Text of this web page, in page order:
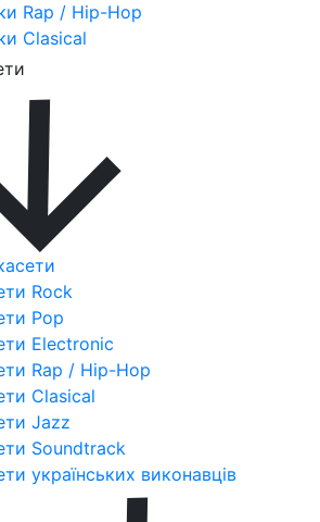
Rap / Hip-Hop
Clasical
Rock
Pop
Electronic
Rap / Hip-Hop
Clasical
Jazz
Soundtrack
українських виконавців